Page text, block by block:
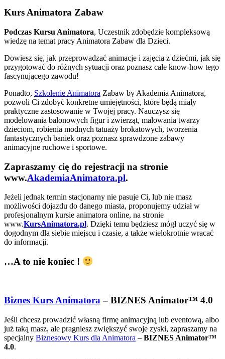
Kurs Animatora Zabaw
Podczas Kursu Animatora, Uczestnik zdobędzie kompleksową
wiedzę na temat pracy Animatora Zabaw dla Dzieci.
Dowiesz się, jak przeprowadzać animacje i zajęcia z dziećmi, jak się
przygotować do różnych sytuacji oraz poznasz całe know-how tego
fascynującego zawodu!
Ponadto, Szkolenie Animatora Zabaw by Akademia Animatora,
pozwoli Ci zdobyć konkretne umiejętności, które będą miały
praktyczne zastosowanie w Twojej pracy. Nauczysz się
modelowania balonowych figur i zwierząt, malowania twarzy
dzieciom, robienia modnych tatuaży brokatowych, tworzenia
fantastycznych baniek oraz poznasz sprawdzone zabawy
animacyjne ruchowe i sportowe.
Zapraszamy cię do rejestracji na stronie
www.AkademiaAnimatora.pl.
Jeżeli jednak termin stacjonarny nie pasuje Ci, lub nie masz
możliwości dojazdu do danego miasta, proponujemy udział w
profesjonalnym kursie animatora online, na stronie
www.KursAnimatora.pl. Dzięki temu będziesz mógł uczyć się w
dogodnym dla siebie miejscu i czasie, a także wielokrotnie wracać
do informacji.
…A to nie koniec !
Biznes Kurs Animatora– BIZNES Animator™ 4.0
Jeśli chcesz prowadzić własną firmę animacyjną lub eventową, albo
już taką masz, ale pragniesz zwiększyć swoje zyski, zapraszamy na
specjalny Biznesowy Kurs dla Animatora – BIZNES Animator™
4.0.